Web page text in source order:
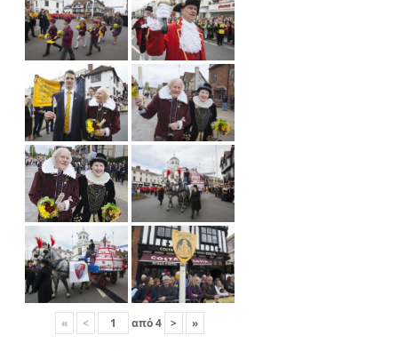
« < από4 > »